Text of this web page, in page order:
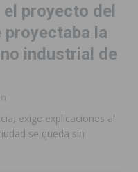
proyecto del
proyectaba la
industrial de
exige explicaciones al
se queda sin